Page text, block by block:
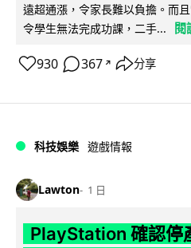
遠超通漲，令家長難以負擔。而
令學生無法完成功課，二手...
閱
930 367 ↗ 分享
科技娛樂 遊戲情報
Lawton 1 日
PlayStation 確認停